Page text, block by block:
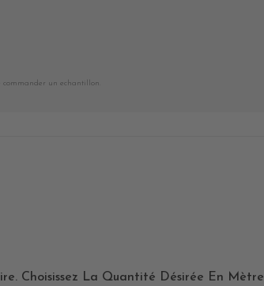
commander un echantillon.
Choisissez La Quantité Désirée En